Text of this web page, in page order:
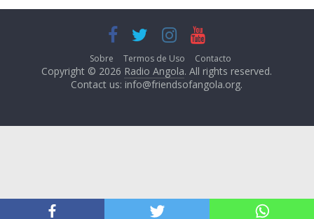
Sobre Termos de Uso Contacto
Copyright © 2026 Radio Angola. All rights reserved.
Contact us: info@friendsofangola.org.